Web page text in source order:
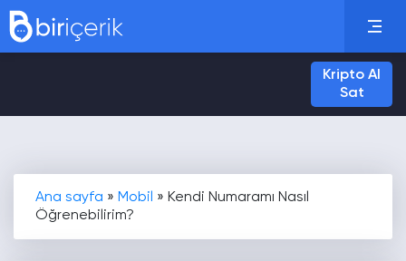
Kripto Al
Sat
Ana sayfa » Mobil » Kendi Numaramı Nasıl
Öğrenebilirim?